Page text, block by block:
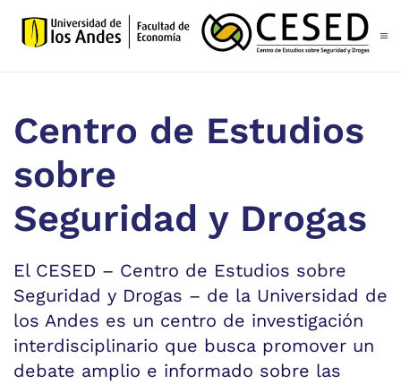
Skip to main content
Centro de Estudios
sobre
Seguridad y Drogas
El CESED – Centro de Estudios sobre
Seguridad y Drogas – de la Universidad de
los Andes es un centro de investigación
interdisciplinario que busca promover un
debate amplio e informado sobre las